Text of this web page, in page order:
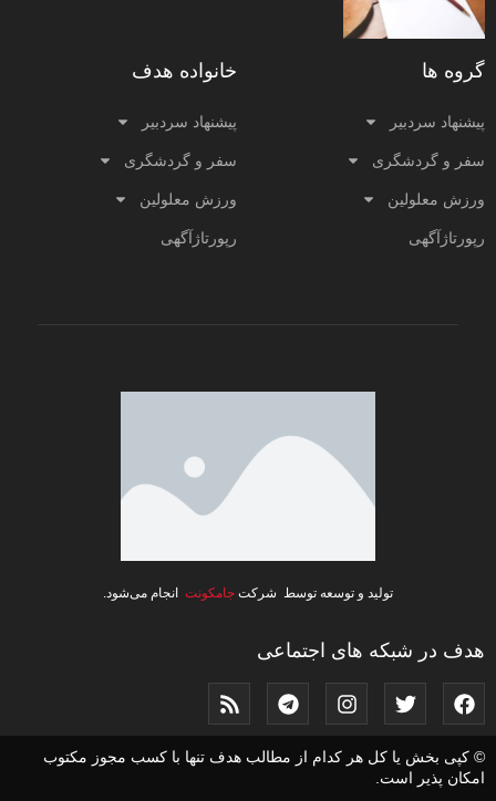
گروه ها
پیشنهاد سردبیر
سفر و گردشگری
ورزش معلولین
رپورتاژآگهی
خانواده هدف
پیشنهاد سردبیر
سفر و گردشگری
ورزش معلولین
رپورتاژآگهی
تولید و توسعه توسط شرکت جامکونت انجام می‌شود.
هدف در شبکه های اجتماعی
© کپی بخش یا کل هر کدام از مطالب هدف تنها با کسب مجوز مکتوب
امکان پذیر است.